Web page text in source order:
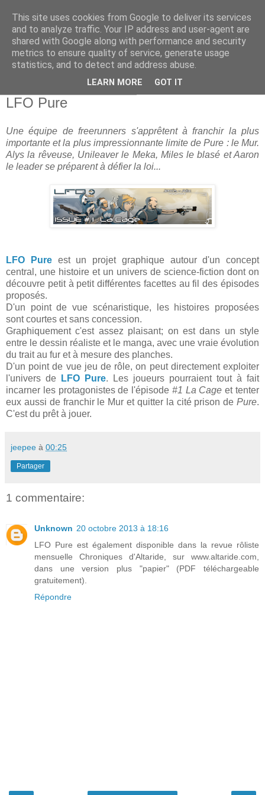
LFO Pure
Une équipe de freerunners s'apprêtent à franchir la plus
importante et la plus impressionnante limite de Pure : le Mur.
Alys la rêveuse, Unileaver le Meka, Miles le blasé et Aaron
le leader se préparent à défier la loi...
LFO Pureest un projet graphique autour d'un concept
central, une histoire et un univers de science-fiction dont on
découvre petit à petit différentes facettes au fil des épisodes
proposés.
D'un point de vue scénaristique, les histoires proposées
sont courtes et sans concession.
Graphiquement c'est assez plaisant; on est dans un style
entre le dessin réaliste et le manga, avec une vraie évolution
du trait au fur et à mesure des planches.
D'un point de vue jeu de rôle, on peut directement exploiter
l'univers de
LFO Pure. Les joueurs pourraient tout à fait
incarner les protagonistes de l'épisode #1 La Cage et tenter
eux aussi de franchir le Mur et quitter la cité prison de Pure.
C'est du prêt à jouer.
jeepee à 00:25
Partager
1 commentaire:
Unknown 20 octobre 2013 à 18:16
LFO Pure est également disponible dans la revue rôliste
mensuelle Chroniques d'Altaride, sur www.altaride.com,
dans une version plus "papier" (PDF téléchargeable
gratuitement).
Répondre
This site uses cookies from Google to deliver its services
and to analyze traffic. Your IP address and user-agent are
shared with Google along with performance and security
metrics to ensure quality of service, generate usage
statistics, and to detect and address abuse.
LEARN MORE GOT IT